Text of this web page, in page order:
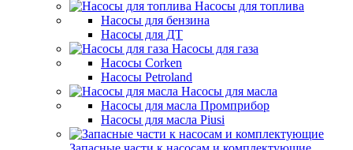
Насосы для топлива
Насосы для бензина
Насосы для ДТ
Насосы для газа
Насосы Corken
Насосы Petroland
Насосы для масла
Насосы для масла Промприбор
Насосы для масла Piusi